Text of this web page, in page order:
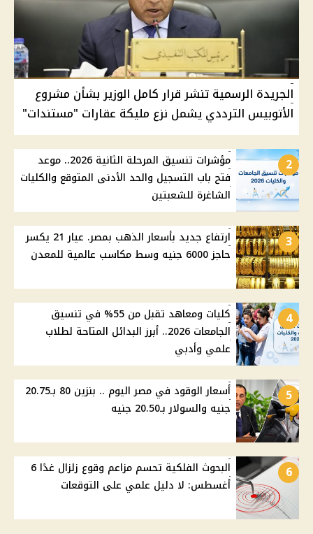
الجريدة الرسمية تنشر قرار كامل الوزير بشأن مشروع
الأتوبيس الترددي يشمل نزع مليكة عقارات "مستندات"
2
مؤشرات تنسيق المرحلة الثانية 2026.. موعد
فتح باب التسجيل والحد الأدنى المتوقع والكليات
الشاغرة للشعبتين
3
ارتفاع جديد بأسعار الذهب بمصر. عيار 21 يكسر
حاجز 6000 جنيه وسط مكاسب عالمية للمعدن
4
كليات ومعاهد تقبل من 55% في تنسيق
الجامعات 2026.. أبرز البدائل المتاحة لطلاب
علمي وأدبي
5
أسعار الوقود في مصر اليوم .. بنزين 80 بـ20.75
جنيه والسولار بـ20.50 جنيه
6
البحوث الفلكية تحسم مزاعم وقوع زلزال غدًا 6
أغسطس: لا دليل علمي على التوقعات